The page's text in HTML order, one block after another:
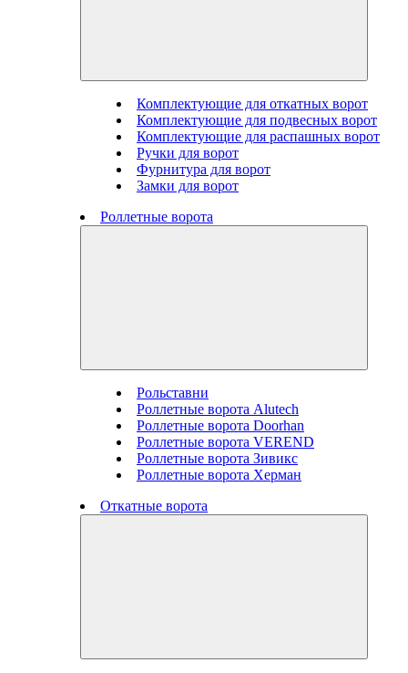
Комплектующие для откатных ворот
Комплектующие для подвесных ворот
Комплектующие для распашных ворот
Ручки для ворот
Фурнитура для ворот
Замки для ворот
Роллетные ворота
Рольставни
Роллетные ворота Alutech
Роллетные ворота Doorhan
Роллетные ворота VEREND
Роллетные ворота Зивикс
Роллетные ворота Херман
Откатные ворота